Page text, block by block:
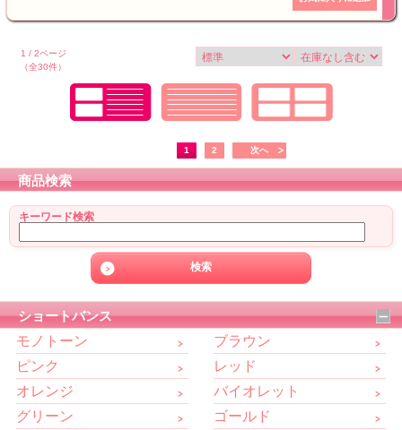
1 / 2ページ
（全30件）
1 2 次へ
商品検索
キーワード検索
ショートバンス
モノトーン
ピンク
オレンジ
グリーン
ブラウン
レッド
バイオレット
ゴールド